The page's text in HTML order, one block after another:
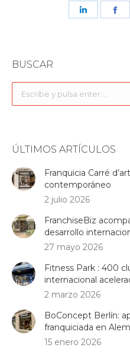
Share
BUSCAR
ÚLTIMOS ARTÍCULOS
Franquicia Carré
contemporáneo
2 julio 2026
FranchiseBiz
desarrollo
27 mayo 2026
Fitness Park : 400
internacional
2 marzo 2026
BoConcept Berlín:
franquiciada en
15 enero 2026